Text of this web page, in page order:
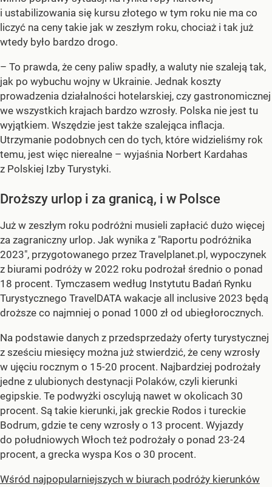
i ustabilizowania się kursu złotego w tym roku nie ma co
liczyć na ceny takie jak w zeszłym roku, chociaż i tak już
wtedy było bardzo drogo.
– To prawda, że ceny paliw spadły, a waluty nie szaleją tak,
jak po wybuchu wojny w Ukrainie. Jednak koszty
prowadzenia działalności hotelarskiej, czy gastronomicznej
we wszystkich krajach bardzo wzrosły. Polska nie jest tu
wyjątkiem. Wszędzie jest także szalejąca inflacja.
Utrzymanie podobnych cen do tych, które widzieliśmy rok
temu, jest więc nierealne – wyjaśnia Norbert Kardahas
z Polskiej Izby Turystyki.
Droższy urlop i za granicą, i w Polsce
Już w zeszłym roku podróżni musieli zapłacić dużo więcej
za zagraniczny urlop. Jak wynika z "Raportu podróżnika
2023", przygotowanego przez Travelplanet.pl, wypoczynek
z biurami podróży w 2022 roku podrożał średnio o ponad
18 procent. Tymczasem według Instytutu Badań Rynku
Turystycznego TravelDATA wakacje all inclusive 2023 będą
droższe co najmniej o ponad 1000 zł od ubiegłorocznych.
Na podstawie danych z przedsprzedaży oferty turystycznej
z sześciu miesięcy można już stwierdzić, że ceny wzrosły
w ujęciu rocznym o 15-20 procent. Najbardziej podrożały
jedne z ulubionych destynacji Polaków, czyli kierunki
egipskie. Te podwyżki oscylują nawet w okolicach 30
procent. Są takie kierunki, jak greckie Rodos i tureckie
Bodrum, gdzie te ceny wzrosły o 13 procent. Wyjazdy
do południowych Włoch też podrożały o ponad 23-24
procent, a grecka wyspa Kos o 30 procent.
Wśród najpopularniejszych w biurach podróży kierunków